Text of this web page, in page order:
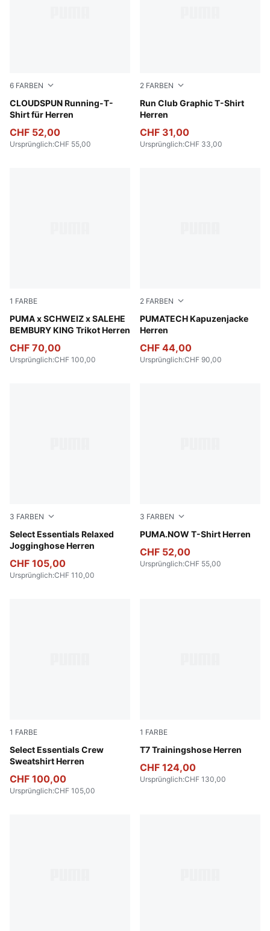
6 FARBEN
CLOUDSPUN Running-T-
Shirt für Herren
Apple Spritz
CHF 52,00
Ursprünglich:CHF 55,00
2 FARBEN
Run Club Graphic T-Shirt
Herren
Puma White
CHF 31,00
Ursprünglich:CHF 33,00
1 FARBE
PUMA x SCHWEIZ x SALEHE
BEMBURY KING Trikot Herren
Lapis Lazuli
CHF 70,00
Ursprünglich:CHF 100,00
2 FARBEN
PUMATECH Kapuzenjacke
Herren
Alpine Snow
CHF 44,00
Ursprünglich:CHF 90,00
3 FARBEN
Select Essentials Relaxed
Jogginghose Herren
Light Gray Heather
CHF 105,00
Ursprünglich:CHF 110,00
3 FARBEN
PUMA.NOW T-Shirt Herren
Puma White
CHF 52,00
Ursprünglich:CHF 55,00
1 FARBE
Select Essentials Crew
Sweatshirt Herren
PUMA Navy
CHF 100,00
Ursprünglich:CHF 105,00
1 FARBE
T7 Trainingshose Herren
Puma Black
CHF 124,00
Ursprünglich:CHF 130,00